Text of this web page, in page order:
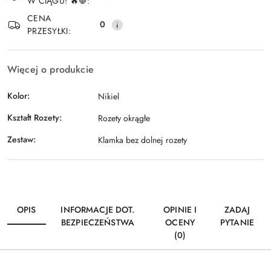
dostawa
CENA
PRZESYŁKI:
0
Więcej o produkcie
Kolor:
Nikiel
Kształt Rozety:
Rozety okrągłe
Zestaw:
Klamka bez dolnej rozety
OPIS
INFORMACJE DOT.
BEZPIECZEŃSTWA
OPINIE I
OCENY
(0)
ZADAJ
PYTANIE